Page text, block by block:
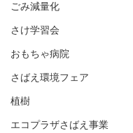
ごみ減量化
さけ学習会
おもちゃ病院
さばえ環境フェア
植樹
エコプラザさばえ事業